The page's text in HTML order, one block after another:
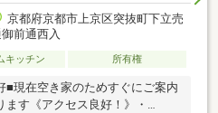
京都府京都市上京区突抜町下立売
前通西入
キッチン 所有権
現在空き家のためすぐにご案内
す《アクセス良好！》・